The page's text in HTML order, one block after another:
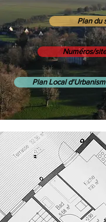
Plan du
Numéros/
Plan Local